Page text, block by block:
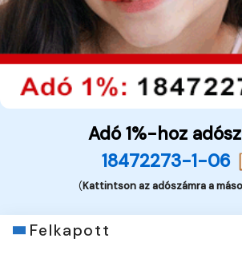
Adó 1%-hoz
18472273-1-06
(Kattintson az adószámra a
Felkapott